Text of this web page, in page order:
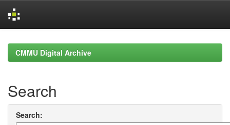
navigationCMMU Digital Archive
Search
Search: